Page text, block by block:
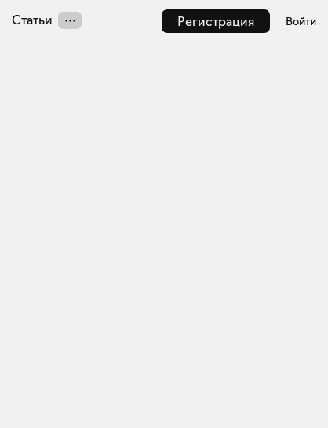
Регистрация Войти
Статьи